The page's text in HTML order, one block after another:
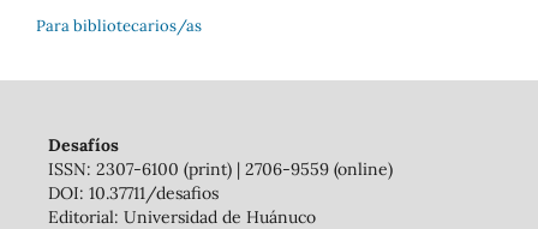
Para bibliotecarios/as
Desafíos
ISSN: 2307-6100 (print) | 2706-9559 (online)
DOI: 10.37711/desafios
Editorial: Universidad de Huánuco